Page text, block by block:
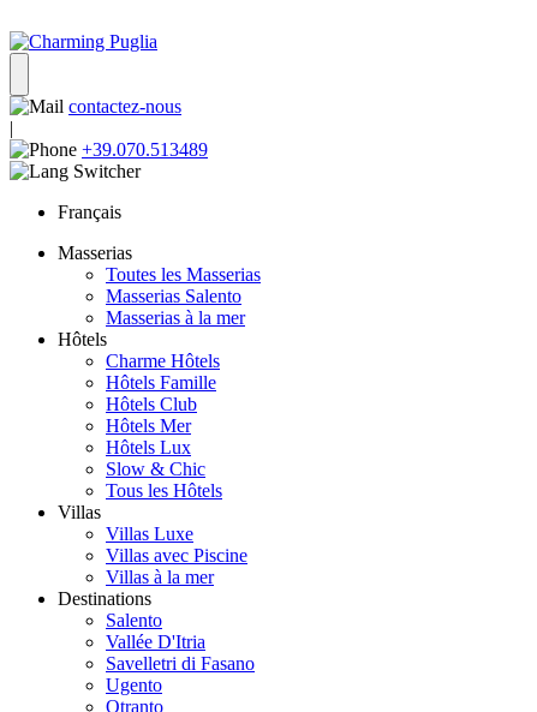
contactez-nous
|
+39.070.513489
Français
Masserias
Toutes les Masserias
Masserias Salento
Masserias à la mer
Hôtels
Charme Hôtels
Hôtels Famille
Hôtels Club
Hôtels Mer
Hôtels Lux
Slow & Chic
Tous les Hôtels
Villas
Villas Luxe
Villas avec Piscine
Villas à la mer
Destinations
Salento
Vallée D'Itria
Savelletri di Fasano
Ugento
Otranto